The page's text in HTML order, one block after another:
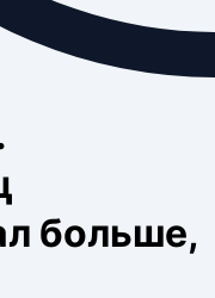
больше,